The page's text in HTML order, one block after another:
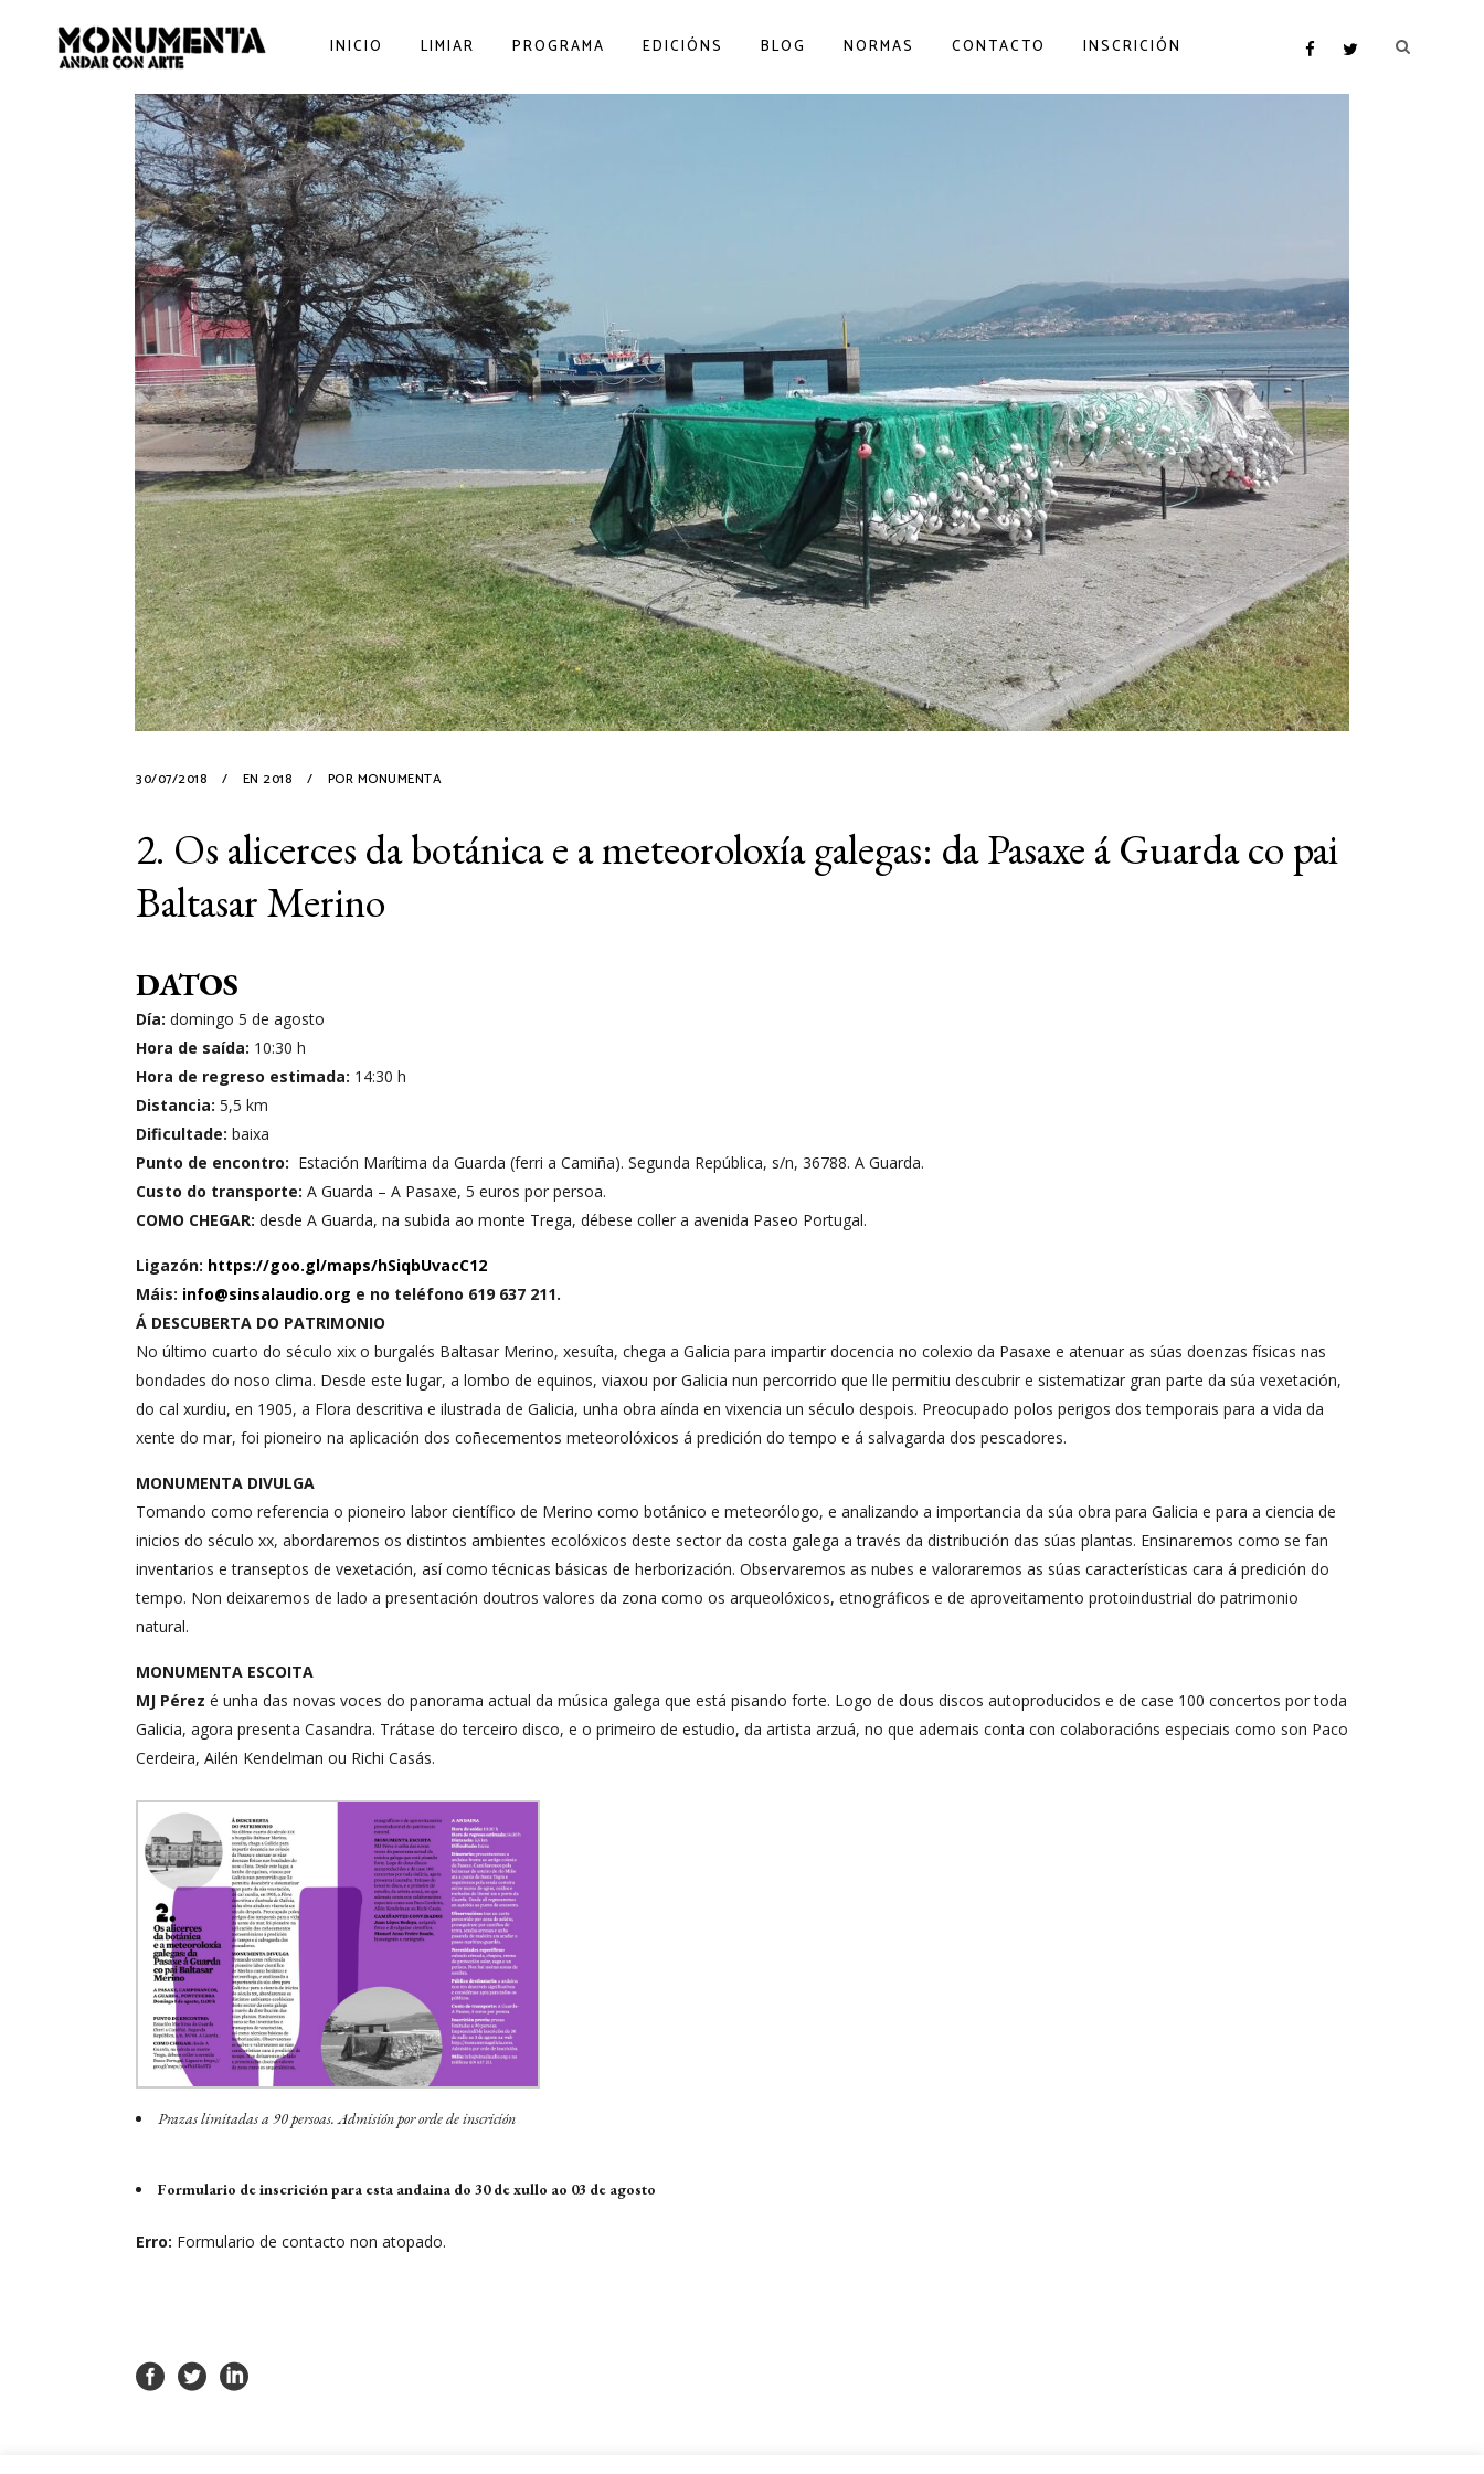
INICIO LIMIAR PROGRAMA EDICIÓNS BLOG NORMAS CONTACTO INSCRICIÓN
30/07/2018 EN 2018 POR MONUMENTA
2. Os alicerces da botánica e a meteoroloxía galegas: da Pasaxe á Guarda co pai
Baltasar Merino
DATOS
Día: domingo 5 de agosto
Hora de saída: 10:30 h
Hora de regreso estimada: 14:30 h
Distancia: 5,5 km
Dificultade: baixa
Punto de encontro: Estación Marítima da Guarda (ferri a Camiña). Segunda República, s/n, 36788. A Guarda.
Custo do transporte: A Guarda – A Pasaxe, 5 euros por persoa.
COMO CHEGAR: desde A Guarda, na subida ao monte Trega, débese coller a avenida Paseo Portugal.
Ligazón: https://goo.gl/maps/hSiqbUvacC12
Máis: info@sinsalaudio.org e no teléfono 619 637 211.
Á DESCUBERTA DO PATRIMONIO
No último cuarto do século xix o burgalés Baltasar Merino, xesuíta, chega a Galicia para impartir docencia no colexio da Pasaxe e atenuar as súas doenzas físicas nas
bondades do noso clima. Desde este lugar, a lombo de equinos, viaxou por Galicia nun percorrido que lle permitiu descubrir e sistematizar gran parte da súa vexetación,
do cal xurdiu, en 1905, a Flora descritiva e ilustrada de Galicia, unha obra aínda en vixencia un século despois. Preocupado polos perigos dos temporais para a vida da
xente do mar, foi pioneiro na aplicación dos coñecementos meteorolóxicos á predición do tempo e á salvagarda dos pescadores.
MONUMENTA DIVULGA
Tomando como referencia o pioneiro labor científico de Merino como botánico e meteorólogo, e analizando a importancia da súa obra para Galicia e para a ciencia de
inicios do século xx, abordaremos os distintos ambientes ecolóxicos deste sector da costa galega a través da distribución das súas plantas. Ensinaremos como se fan
inventarios e transeptos de vexetación, así como técnicas básicas de herborización. Observaremos as nubes e valoraremos as súas características cara á predición do
tempo. Non deixaremos de lado a presentación doutros valores da zona como os arqueolóxicos, etnográficos e de aproveitamento protoindustrial do patrimonio
natural.
MONUMENTA ESCOITA
MJ Pérez é unha das novas voces do panorama actual da música galega que está pisando forte. Logo de dous discos autoproducidos e de case 100 concertos por toda
Galicia, agora presenta Casandra. Trátase do terceiro disco, e o primeiro de estudio, da artista arzuá, no que ademais conta con colaboracións especiais como son Paco
Cerdeira, Ailén Kendelman ou Richi Casás.
Prazas limitadas a 90 persoas. Admisión por orde de inscrición
Formulario de inscrición para esta andaina do 30 de xullo ao 03 de agosto
Erro: Formulario de contacto non atopado.